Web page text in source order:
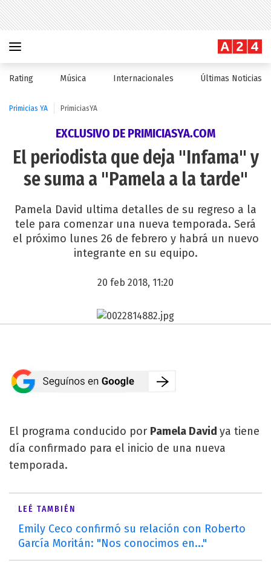
Rating Música Internacionales Últimas Noticias
Primicias YA PrimiciasYA
EXCLUSIVO DE PRIMICIASYA.COM
El periodista que deja "Infama" y
se suma a "Pamela a la tarde"
Pamela David ultima detalles de su regreso a la
tele para comenzar una nueva temporada. Será
el próximo lunes 26 de febrero y habrá un nuevo
integrante en su equipo.
20 feb 2018, 11:20
El programa conducido por Pamela David ya tiene
día confirmado para el inicio de una nueva
temporada.
LEÉ TAMBIÉN
Emily Ceco confirmó su relación con Roberto
García Moritán: "Nos conocimos en..."